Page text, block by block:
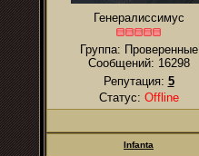
Генералиссимус
Группа: Проверенные
Сообщений: 16298
Репутация: 5
Статус: Offline
Infanta